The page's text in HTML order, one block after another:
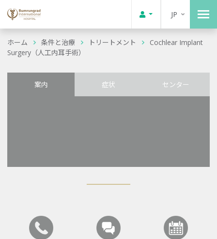
JP
ホーム 条件と治療 トリートメント
Cochlear Implant
Surgery（人工内耳手術）
案内 症状 センター